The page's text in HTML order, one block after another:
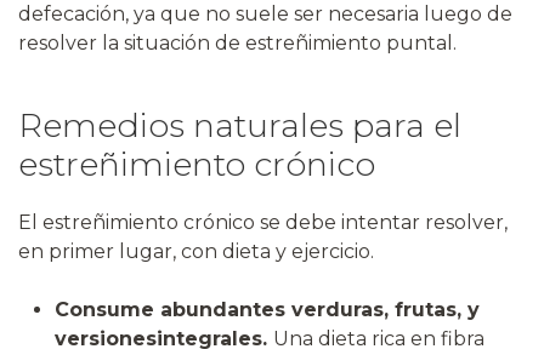
defecación, ya que no suele ser necesaria luego de
resolver la situación de estreñimiento puntal.
Remedios naturales para el
estreñimiento crónico
El estreñimiento crónico se debe intentar resolver,
en primer lugar, con dieta y ejercicio.
Consume abundantes verduras, frutas, y
versionesintegrales. Una dieta rica en fibra